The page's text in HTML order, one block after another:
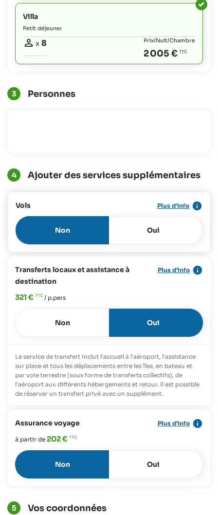
Villa
Petit déjeuner
x 8 Prix/Nuit/Chambre
2 005 €
3 Personnes
4 Ajouter des services supplémentaires
Vols Plus d'info
Non Oui
Transferts locaux et assistance à
destination
321 € / p.pers
Plus d'info
Non Oui
Le service de transfert inclut l'accueil à l'aéroport, l'assistance
sur place et tous les déplacements entre les îles, en bateau et
par voie terrestre (sous forme de transferts collectifs), de
l'aéroport aux différents hébergements et retour. Il est possible
de réserver un transfert privé avec un supplément.
Assurance voyage
à partir de 202 €
Plus d'info
Non Oui
5 Vos coordonnées